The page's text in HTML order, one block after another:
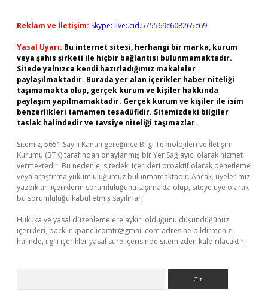
Reklam ve İletişim: Skype: live:.cid.575569c608265c69
Yasal Uyarı: Bu internet sitesi, herhangi bir marka, kurum
veya şahıs şirketi ile hiçbir bağlantısı bulunmamaktadır.
Sitede yalnızca kendi hazırladığımız makaleler
paylaşılmaktadır. Burada yer alan içerikler haber niteliği
taşımamakta olup, gerçek kurum ve kişiler hakkında
paylaşım yapılmamaktadır. Gerçek kurum ve kişiler ile isim
benzerlikleri tamamen tesadüfidir. Sitemizdeki bilgiler
taslak halindedir ve tavsiye niteliği taşımazlar.
Sitemiz, 5651 Sayılı Kanun gereğince Bilgi Teknolojileri ve İletişim
Kurumu (BTK) tarafından onaylanmış bir Yer Sağlayıcı olarak hizmet
vermektedir. Bu nedenle, sitedeki içerikleri proaktif olarak denetleme
veya araştırma yükümlülüğümüz bulunmamaktadır. Ancak, üyelerimiz
yazdıkları içeriklerin sorumluluğunu taşımakta olup, siteye üye olarak
bu sorumluluğu kabul etmiş sayılırlar.
Hukuka ve yasal düzenlemelere aykırı olduğunu düşündüğünüz
içerikleri, backlinkpanelicomtr@gmail.com adresine bildirmeniz
halinde, ilgili içerikler yasal süre içerisinde sitemizden kaldırılacaktır.